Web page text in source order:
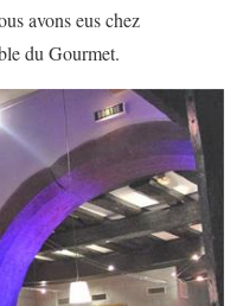
avons eus chez
du Gourmet.